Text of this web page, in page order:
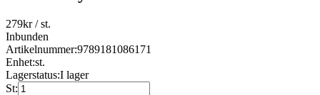
279kr/ st.
Inbunden
Artikelnummer:9789181086171
Enhet:st.
Lagerstatus:I lager
St: